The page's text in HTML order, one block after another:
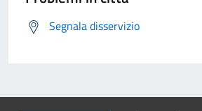
Segnala disservizio